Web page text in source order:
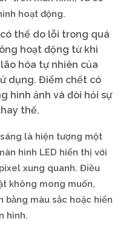
hoạt động.
thể do lỗi trong quá
hoạt động từ khi
hóa tự nhiên của
dụng. Điểm chết có
hình ảnh và đòi hỏi sự
thế.
là hiện tượng một
hình LED hiển thị với
xung quanh. Điều
không mong muốn,
bằng màu sắc hoặc hiển
hình.